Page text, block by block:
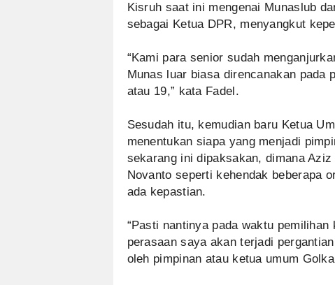
Kisruh saat ini mengenai Munaslub
sebagai Ketua DPR, menyangkut
“Kami para senior sudah
Munas luar biasa direncanakan pada
atau 19,” kata Fadel.
Sesudah itu, kemudian baru Ketua
menentukan siapa yang menjadi
sekarang ini dipaksakan, dimana
Novanto seperti kehendak beberapa
ada kepastian.
“Pasti nantinya pada waktu
perasaan saya akan terjadi
oleh pimpinan atau ketua umum